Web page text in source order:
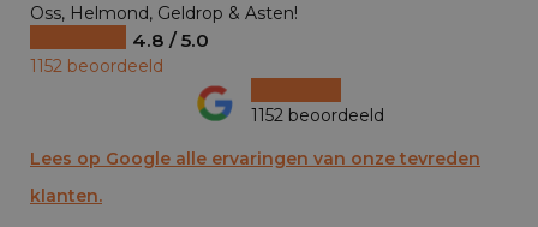
Oss, Helmond, Geldrop & Asten!
4.8 / 5.0
1152 beoordeeld
1152 beoordeeld
Lees op Google alle ervaringen van onze tevreden
klanten.